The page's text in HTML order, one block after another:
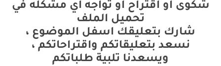
شكوى او اقتراح او تواجه اي مشكله في
تحميل الملف
شارك بتعليقك اسفل الموضوع ،
نسعد بتعليقاتكم واقتراحاتكم ،
ويسعدنا تلبية طلباتكم